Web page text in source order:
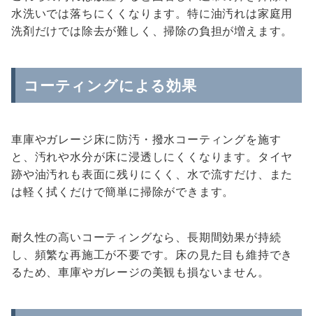
水洗いでは落ちにくくなります。特に油汚れは家庭用
洗剤だけでは除去が難しく、掃除の負担が増えます。
コーティングによる効果
車庫やガレージ床に防汚・撥水コーティングを施す
と、汚れや水分が床に浸透しにくくなります。タイヤ
跡や油汚れも表面に残りにくく、水で流すだけ、また
は軽く拭くだけで簡単に掃除ができます。
耐久性の高いコーティングなら、長期間効果が持続
し、頻繁な再施工が不要です。床の見た目も維持でき
るため、車庫やガレージの美観も損ないません。